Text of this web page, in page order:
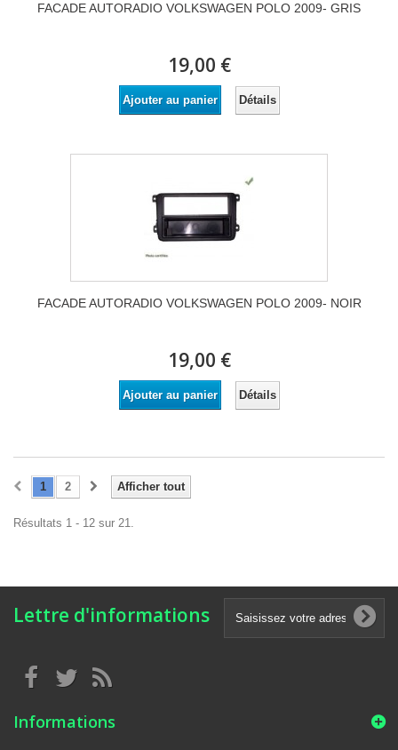
FACADE AUTORADIO VOLKSWAGEN POLO 2009- GRIS
19,00 €
Ajouter au panier Détails
FACADE AUTORADIO VOLKSWAGEN POLO 2009- NOIR
19,00 €
Ajouter au panier Détails
Afficher tout
1 2
Résultats 1 - 12 sur 21.
Lettre d'informations
Informations